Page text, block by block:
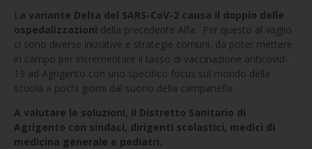
La variante Delta del SARS-CoV-2 causa il doppio delle
ospedalizzazioni della precedente Alfa. Per questo al vaglio
ci sono diverse iniziative e strategie comuni, da poter mettere
in campo per incrementare il tasso di vaccinazione anticovid-
19 ad Agrigento con uno specifico focus sul mondo della
scuola a pochi giorni dal suono della campanella.
A valutare le soluzioni, il Distretto Sanitario di
Agrigento con sindaci, dirigenti scolastici, medici di
medicina generale e pediatri.